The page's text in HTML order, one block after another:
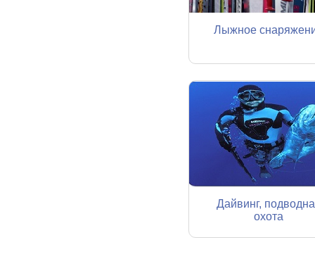
Лыжное
Дайвинг,
охота